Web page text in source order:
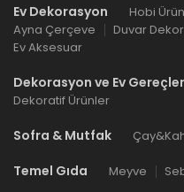
Ev Dekorasyon Hobi
Ayna Çerçeve
Duvar
Ev Aksesuar
Dekorasyon ve Ev
Dekoratif Ürünler
Sofra & Mutfak
Temel Gıda Meyve